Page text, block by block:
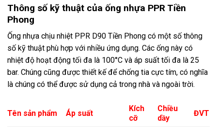
Thông số kỹ thuật của ống nhựa PPR Tiền
Phong
Ống nhựa chịu nhiệt PPR D90 Tiền Phong có một số thông
số kỹ thuật phù hợp với nhiều ứng dụng. Các ống này có
nhiệt độ hoạt động tối đa là 100°C và áp suất tối đa là 25
bar. Chúng cũng được thiết kế để chống tia cực tím, có nghĩa
là chúng có thể được sử dụng cả trong nhà và ngoài trời.
Tên sản phẩm Áp suất
Kích
cỡ
Chiều
dầy
ĐVT